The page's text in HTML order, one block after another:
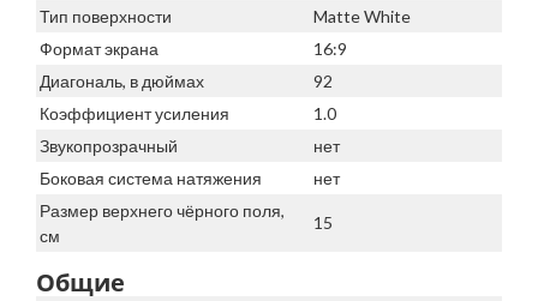
Тип поверхности
Matte White
Формат экрана
16:9
Диагональ, в дюймах
92
Коэффициент усиления
1.0
Звукопрозрачный
нет
Боковая система натяжения
нет
Размер верхнего чёрного поля,
см
15
Общие